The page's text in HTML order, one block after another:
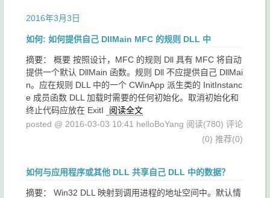
2016年3月3日
如何: 如何提供自己 DllMain MFC 的规则 DLL 中
摘要： 概要 按照设计，MFC 的规则 Dll 具有 MFC 将自动
提供一个默认 DllMain 函数。规则 Dll 不应提供自己 DllMai
n。应在规则 DLL 中的一个 CWinApp 派生类的 InitInstanc
e 成员函数 DLL 加载时需要的任何初始化。取消初始化和
终止代码应放在 ExitI
阅读全文
posted @ 2016-03-03 10:41 helloBoYang 阅读(780) 评论
(0) 推荐(0)
如何与应用程序或其他 DLL 共享自己 DLL 中的数据？
摘要： Win32 DLL 映射到调用进程的地址空间中。默认情